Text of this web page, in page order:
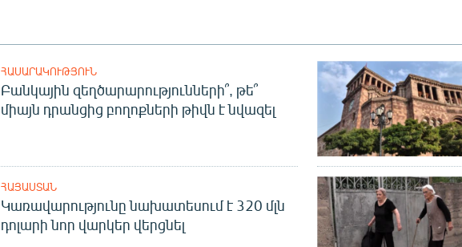
ՀԱՍԱՐԱԿՈՒԹՅՈՒՆ
Բանկային զեղծարարությունների՞, թե՞
միայն դրանցից բողոքների թիվն է նվազել
ՀԱՅԱՍՏԱՆ
Կառավարությունը նախատեսում է 320 մլն
դոլարի նոր վարկեր վերցնել